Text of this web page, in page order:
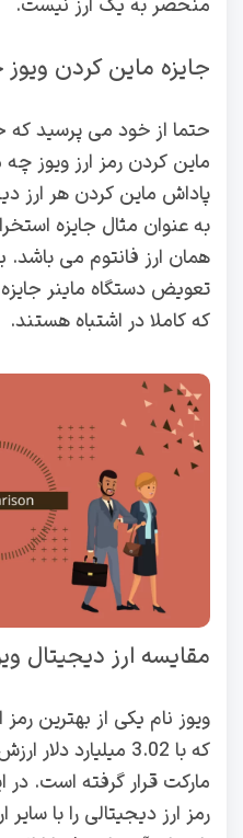
جایزه ماین کردن
حتما از خود می پرسید که
ماین کردن رمز ارز ویوز
پاداش ماین کردن هر ارز
همان ارز فانتوم می
تعویض دستگاه ماینر
که کاملا در اشتباه هستند.
مقایسه ارز دیجیتال
ویوز نام یکی از بهترین
مارکت قرار گرفته است.
رمز ارز دیجیتالی را با